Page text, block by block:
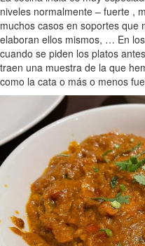
niveles normalmente – fuerte ,
muchos casos en soportes que
elaboran ellos mismos, … En
cuando se piden los platos
traen una muestra de la que
como la cata o más o menos